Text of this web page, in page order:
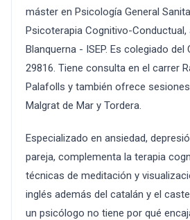
máster en Psicología General
Psicoterapia Cognitivo-Conductual,
Blanquerna - ISEP. Es colegiado del
29816. Tiene consulta en el carrer
Palafolls y también ofrece
Malgrat de Mar y Tordera.
Especializado en ansiedad,
pareja, complementa la terapia
técnicas de meditación y
inglés además del catalán y el
un psicólogo no tiene por qué